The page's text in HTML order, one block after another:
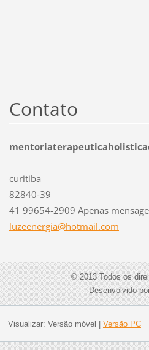
Contato
curitiba
82840-39
41 99654-2909 Apenas
luzeenergia@hotmail.com
© 2013 Todos os
Desenvolvido
Visualizar: Versão móvel Versão PC